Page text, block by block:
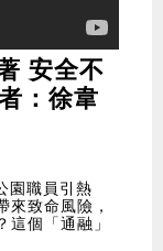
安全不
：徐韋
園職員引熱
來致命風險，
個「通融」